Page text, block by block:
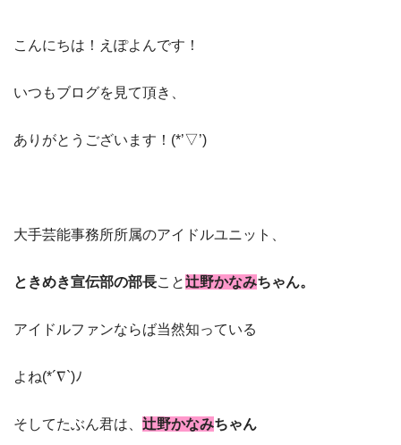
こんにちは！えぽよんです！
いつもブログを見て頂き、
ありがとうございます！(*’▽’)
大手芸能事務所所属のアイドルユニット、
ときめき宣伝部の部長こと辻野かなみちゃん。
アイドルファンならば当然知っている
よね(*´∇`)ﾉ
そしてたぶん君は、 辻野かなみちゃん